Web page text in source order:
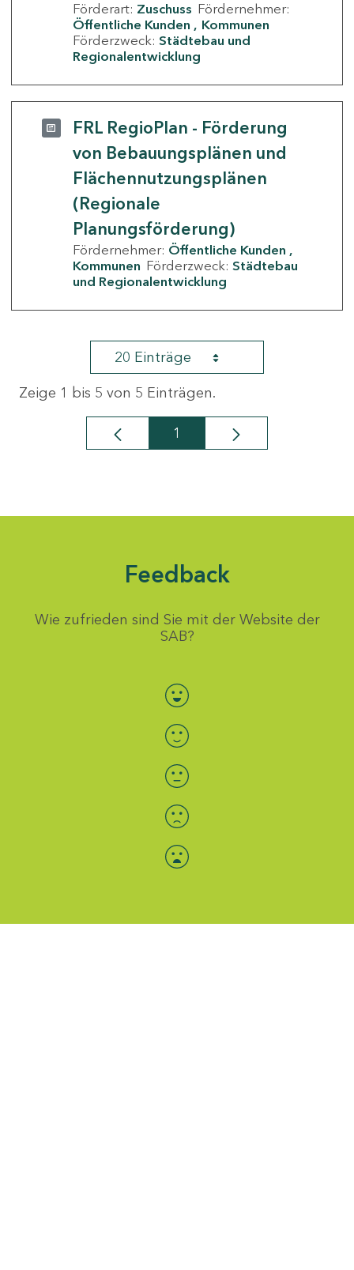
Förderart: Zuschuss Fördernehmer:
Öffentliche Kunden
Kommunen
Förderzweck: Städtebau und
Regionalentwicklung
FRL RegioPlan - Förderung
von Bebauungsplänen und
Flächennutzungsplänen
(Regionale
Planungsförderung)
Fördernehmer: Öffentliche Kunden
Kommunen Förderzweck: Städtebau
und Regionalentwicklung
20 Einträge
Zeige 1 bis 5 von 5 Einträgen.
Seite
1
Feedback
Wie zufrieden sind Sie mit der Website der
SAB?
Bewertung auswählen